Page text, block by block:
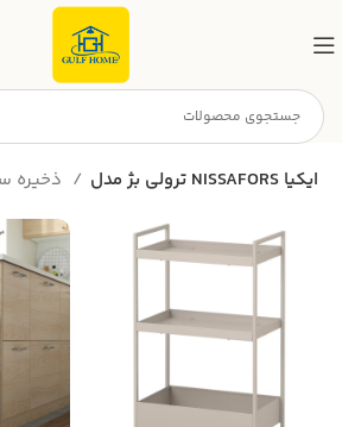
ترولي بژ مدل NISSAFORS ايكيا